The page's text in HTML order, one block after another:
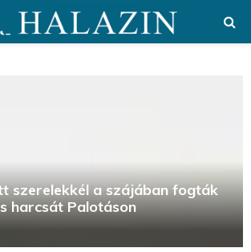
szerelekkél a szájában fogták
harcsát Palotáson